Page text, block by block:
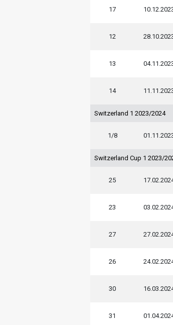
17
12
13
14
Switzerland 1 2023/2024
1/8
Switzerland Cup 1 2023/
25
23
27
26
30
31